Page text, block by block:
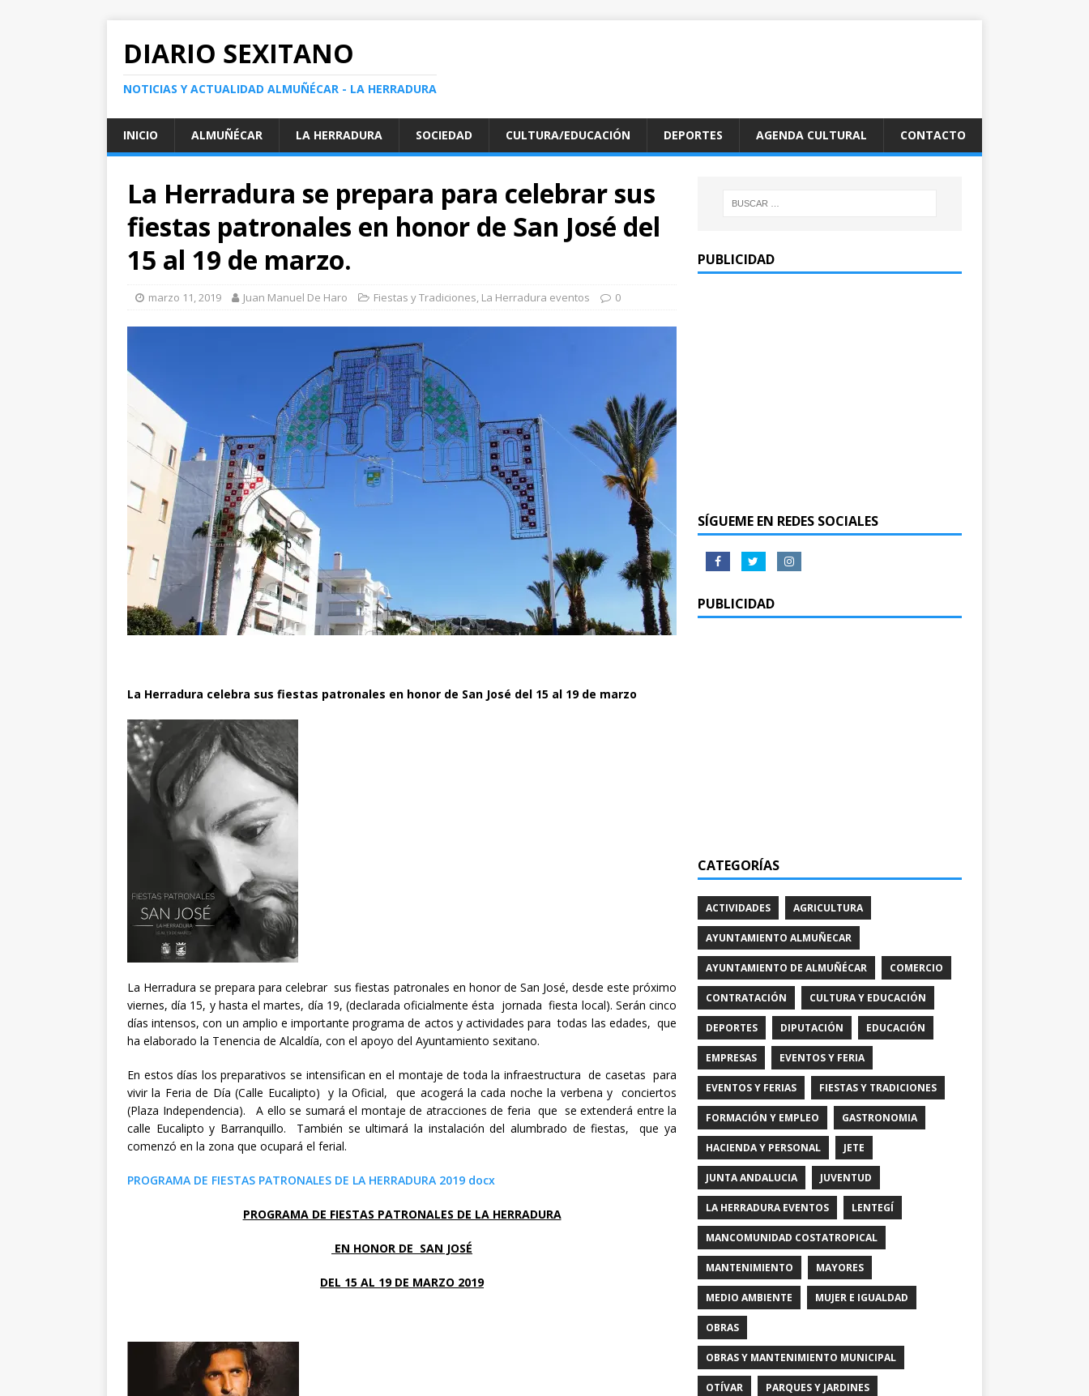
DIARIO SEXITANO
NOTICIAS Y ACTUALIDAD ALMUÑÉCAR - LA HERRADURA
INICIO ALMUÑÉCAR LA HERRADURA SOCIEDAD CULTURA/EDUCACIÓN DEPORTES AGENDA CULTURAL CONTACTO
La Herradura se prepara para celebrar sus
fiestas patronales en honor de San José del
15 al 19 de marzo.
marzo 11, 2019 Juan Manuel De Haro Fiestas y Tradiciones, La Herradura eventos 0
La Herradura celebra sus fiestas patronales en honor de San José del 15 al 19 de marzo
La Herradura se prepara para celebrar sus fiestas patronales en honor de San José, desde este próximo
viernes, día 15, y hasta el martes, día 19, (declarada oficialmente ésta jornada fiesta local). Serán cinco
días intensos, con un amplio e importante programa de actos y actividades para todas las edades, que
ha elaborado la Tenencia de Alcaldía, con el apoyo del Ayuntamiento sexitano.
En estos días los preparativos se intensifican en el montaje de toda la infraestructura de casetas para
vivir la Feria de Día (Calle Eucalipto) y la Oficial, que acogerá la cada noche la verbena y conciertos
(Plaza Independencia). A ello se sumará el montaje de atracciones de feria que se extenderá entre la
calle Eucalipto y Barranquillo. También se ultimará la instalación del alumbrado de fiestas, que ya
comenzó en la zona que ocupará el ferial.
PROGRAMA DE FIESTAS PATRONALES DE LA HERRADURA 2019 docx
PROGRAMA DE FIESTAS PATRONALES DE LA HERRADURA
EN HONOR DE SAN JOSÉ
DEL 15 AL 19 DE MARZO 2019
PUBLICIDAD
SÍGUEME EN REDES SOCIALES
PUBLICIDAD
CATEGORÍAS
ACTIVIDADES AGRICULTURA
AYUNTAMIENTO ALMUÑECAR
AYUNTAMIENTO DE ALMUÑÉCAR COMERCIO
CONTRATACIÓN CULTURA Y EDUCACIÓN
DEPORTES DIPUTACIÓN EDUCACIÓN
EMPRESAS EVENTOS Y FERIA
EVENTOS Y FERIAS FIESTAS Y TRADICIONES
FORMACIÓN Y EMPLEO GASTRONOMIA
HACIENDA Y PERSONAL JETE
JUNTA ANDALUCIA JUVENTUD
LA HERRADURA EVENTOS LENTEGÍ
MANCOMUNIDAD COSTATROPICAL
MANTENIMIENTO MAYORES
MEDIO AMBIENTE MUJER E IGUALDAD
OBRAS
OBRAS Y MANTENIMIENTO MUNICIPAL
OTÍVAR PARQUES Y JARDINES